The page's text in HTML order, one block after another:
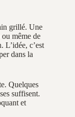
grillé. Une
même de
L’idée, c’est
dans la
Quelques
suffisent.
et